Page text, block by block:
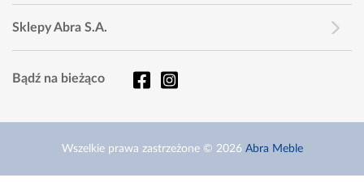
Sklepy Abra S.A.
Bądź na bieżąco
Wszelkie prawa zastrzeżone © 2026 Abra Meble